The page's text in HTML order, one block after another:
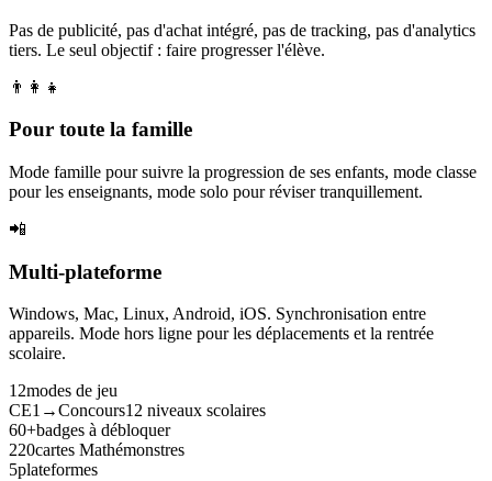
Pas de publicité, pas d'achat intégré, pas de tracking, pas d'analytics
tiers. Le seul objectif : faire progresser l'élève.
👨‍👩‍👧
Pour toute la famille
Mode famille pour suivre la progression de ses enfants, mode classe
pour les enseignants, mode solo pour réviser tranquillement.
📲
Multi-plateforme
Windows, Mac, Linux, Android, iOS. Synchronisation entre
appareils. Mode hors ligne pour les déplacements et la rentrée
scolaire.
12modes de jeu
CE1→Concours12 niveaux scolaires
60+badges à débloquer
220cartes Mathémonstres
5plateformes